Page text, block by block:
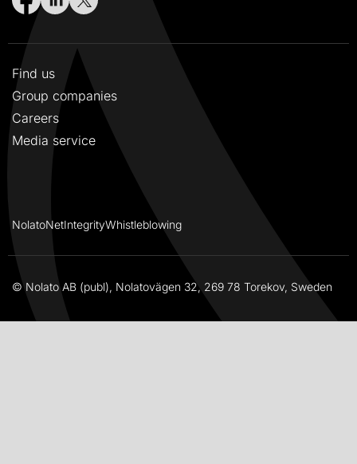
Find us
Group companies
Careers
Media service
NolatoNetIntegrityWhistleblowing
© Nolato AB (publ), Nolatovägen 32, 269 78 Torekov, Sweden